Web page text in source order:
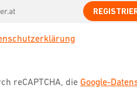
reCAPTCHA, die Google-